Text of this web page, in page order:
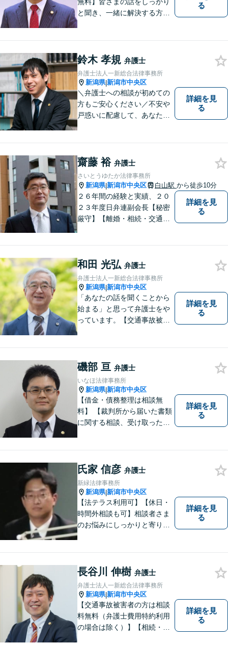
と聞き、一緒に解決する方法
る
鈴木 孝規 弁護士
弁護士法人一新総合法律事務所
新潟県|新潟市中央区
＼弁護士への相談が初めての
方もご安心ください／不安や
戸惑いに配慮して、あなたの
続・債務整理・不貞慰謝料は
相談料初回無料】
詳細を見
る
齋藤 裕 弁護士
さいとうゆたか法律事務所
新潟県|新潟市中央区 白山駅 から徒歩10分
２６年間の経験と実績、２０
２３年度日弁連副会長【秘密
厳守】【離婚・相続・交通事
詳細を見
る
和田 光弘 弁護士
弁護士法人一新総合法律事務所
新潟県|新潟市中央区
「あなたの話を聞くことから
始まる」と思って弁護士をや
っています。【交通事故被害
災・不貞慰謝料は相談料初回
無料】【顧問先企業300社以
上】
詳細を見
る
磯部 亘 弁護士
いなほ法律事務所
新潟県|新潟市中央区
【借金・債務整理は相談無
料】 【裁判所から届いた書類
に関する相談、受け取った督
ーな対応を心がけておりま
す。相談先をお探しの方もお
気軽にご相談ください。
詳細を見
る
氏家 信彦 弁護士
新緑法律事務所
新潟県|新潟市中央区
【法テラス利用可】【休日・
時間外相談も可】相談者さま
のお悩みにしっかりと寄り添
業・行政窓口など適切な相談
先をご紹介しています。
詳細を見
る
長谷川 伸樹 弁護士
弁護士法人一新総合法律事務所
新潟県|新潟市中央区
【交通事故被害者の方は相談
料無料（弁護士費用特約利用
の場合は除く）】【相続・債
詳細を見
る